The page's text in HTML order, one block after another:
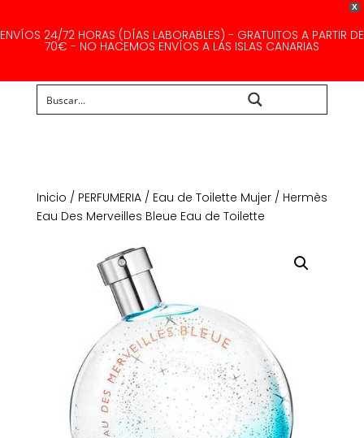
X
ENVÍOS 24/72 HORAS (DÍAS LABORABLES) - GRATUITOS A PARTIR DE
70€ - NO HACEMOS ENVÍOS A LAS ISLAS CANARIAS
Inicio / PERFUMERIA/ Eau de Toilette Mujer/ Hermès
Eau Des Merveilles Bleue Eau de Toilette